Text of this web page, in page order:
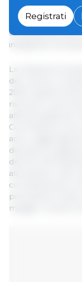
attraverso il quale
collaborano per
condividendo
indagando
La relazione di
del numero
2025 rispetto
rischi per la
allerta rapida per
Commissione,
anno,
dimostra la
dell'UE
alimentare e dei
coordinamento a
precedenti, frutta
maggior numero
Registrati